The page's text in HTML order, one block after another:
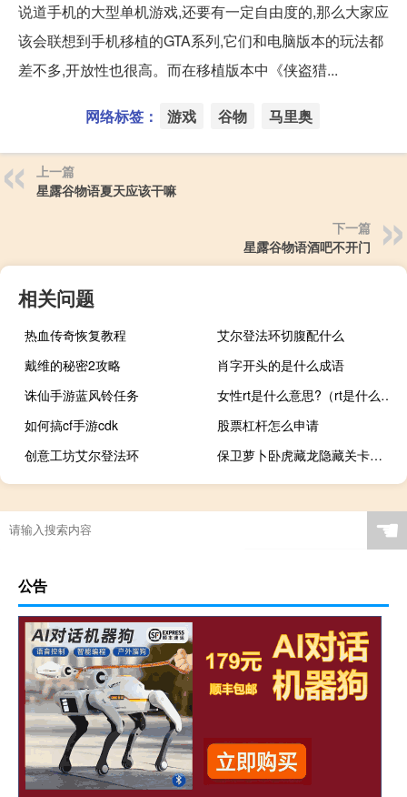
说道手机的大型单机游戏,还要有一定自由度的,那么大家应
该会联想到手机移植的GTA系列,它们和电脑版本的玩法都
差不多,开放性也很高。而在移植版本中《侠盗猎...
网络标签： 游戏 谷物 马里奥
上一篇
星露谷物语夏天应该干嘛
下一篇
星露谷物语酒吧不开门
相关问题
热血传奇恢复教程
艾尔登法环切腹配什么
戴维的秘密2攻略
肖字开头的是什么成语
诛仙手游蓝风铃任务
女性rt是什么意思?（rt是什么意思）
如何搞cf手游cdk
股票杠杆怎么申请
创意工坊艾尔登法环
保卫萝卜卧虎藏龙隐藏关卡攻略
☚
公告